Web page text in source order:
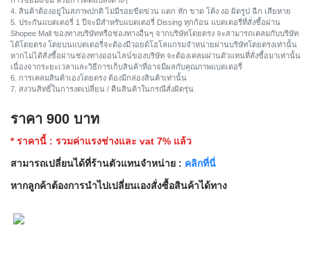
4. สินค้าต้องอยู่ในสภาพปกติ ไม่มีรอยขีดข่วน แตก หัก ขาด โค้ง งอ ผิดรูป ฉีก เสียหาย
5. ประกันแบตเตอรี่ 1 ปีจะมีสำหรับแบตเตอรี่ Dissing ทุกก้อน แบตเตอรี่ที่สั่งซื้อผ่าน
Shopee Mall ของทางบริษัทหรือช่องทางอื่นๆ จากบริษัทโดยตรง จะสามารถเคลมกับบริษัท
ได้โดยตรง โดยบนแบตเตอรี่จะต้องมีวอยด์โฮโลแกรมจำหน่ายผ่านบริษัทโดยตรงเท่านั้น
หากไม่ได้สั่งซื้อผ่านช่องทางออนไลน์ของบริษัท จะต้องเคลมผ่านตัวแทนที่สั่งซื้อมาเท่านั้น
เนื่องจากระยะเวลาและวิธีการเก็บสินค้าที่อาจมีผลกับคุณภาพแบตเตอรี่
6. การเคลมสินค้าเองโดยตรง ต้องมีกล่องสินค้าเท่านั้น
7. สงวนสิทธิ์ในการงดเปลี่ยน / คืนสินค้าในกรณีสั่งผิดรุ่น
ราคา 900 บาท
* ราคานี้ : รวมค่าแรงช่างและ vat 7% แล้ว
สามารถเปลี่ยนได้ที่ร้านตัวแทนจำหน่าย : คลิกที่นี่
หากลูกค้าต้องการนำไปเปลี่ยนเองสั่งซื้อสินค้าได้ทาง